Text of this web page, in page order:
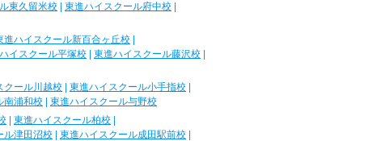
東久留米校 東進ハイスクール府中校
進ハイスクール新百合ヶ丘校
イスクール平塚校 東進ハイスクール藤沢校
クール川越校 東進ハイスクール小手指校
南浦和校
東進ハイスクール与野校
東進ハイスクール柏校
ル津田沼校 東進ハイスクール成田駅前校